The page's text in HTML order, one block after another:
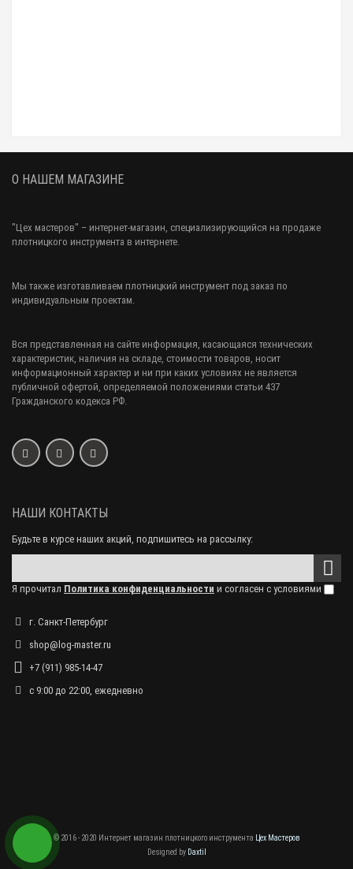
О НАШЕМ МАГАЗИНЕ
"Цех мастеров" – интернет-магазин, специализирующийся на продаже
плотницкого инструмента в интернете.
Мы также изготавливаем плотницкий инструмент под заказ по
индивидуальным проектам.
Вся представленная на сайте информация, касающаяся технических
характеристик, наличия на складе, стоимости товаров, носит
информационный характер и ни при каких условиях не является
публичной офертой, определяемой положениями статьи 437
Гражданского кодекса РФ.
НАШИ КОНТАКТЫ
Будьте в курсе наших акций, подпишитесь на рассылку:
Я прочитал Политика конфиденциальности и согласен с условиями
г. Санкт-Петербург
shop@log-master.ru
+7 (911) 985-14-47
с 9:00 до 22:00, ежедневно
© 2016 - 2020 Интернет магазин плотницкого инструмента
Цех Мастеров
Designed by Daxtil